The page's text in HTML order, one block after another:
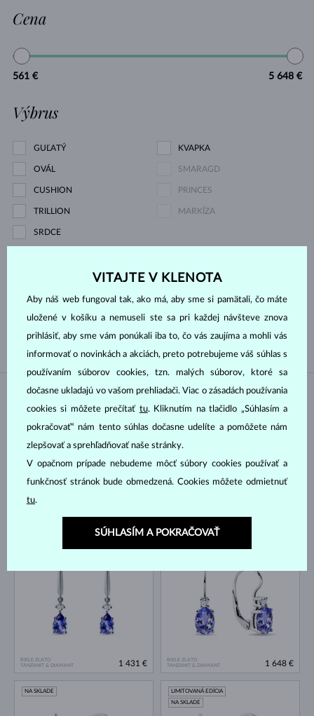
Cena
561 € 5 648 €
Výbrus
GUĽATÝ KVAPKA
OVÁL SMARAGD
CUSHION PRINCES
TRILLION MARKÍZA
SRDCE
JUŽNÉHO PACIFIKU TAHITSKÁ
TANZANIT & DIAMANT
2 518 €
TANZANIT & DIAMANT
BIELE ZLATO
TANZANIT & DIAMANT
1 431 €
BIELE ZLATO
TANZANIT & DIAMANT
1 648 €
NA SKLADE
LIMITOVANÁ EDÍCIA
NA SKLADE
VITAJTE V KLENOTA
Aby náš web fungoval tak, ako má, aby sme si pamätali, čo máte
uložené v košíku a nemuseli ste sa pri každej návšteve znova
prihlásiť, aby sme vám ponúkali iba to, čo vás zaujíma a mohli vás
informovať o novinkách a akciách, preto potrebujeme váš súhlas s
používaním súborov cookies, tzn. malých súborov, ktoré sa
dočasne ukladajú vo vašom prehliadači. Viac o zásadách používania
cookies si môžete prečítať tu. Kliknutím na tlačidlo „Súhlasím a
pokračovať“ nám tento súhlas dočasne udelíte a pomôžete nám
zlepšovať a sprehľadňovať naše stránky.
V opačnom prípade nebudeme môcť súbory cookies používať a
funkčnosť stránok bude obmedzená. Cookies môžete odmietnuť
tu.
SÚHLASÍM A POKRAČOVAŤ